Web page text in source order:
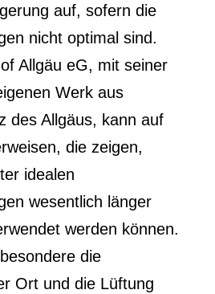
auf, sofern die
nicht optimal sind.
Allgäu eG, mit seiner
Werk aus
des Allgäus, kann auf
die zeigen,
idealen
wesentlich länger
werden können.
die
Ort und die Lüftung